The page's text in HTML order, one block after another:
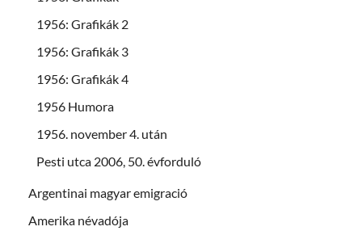
1956: Grafikák 2
1956: Grafikák 3
1956: Grafikák 4
1956 Humora
1956. november 4. után
Pesti utca 2006, 50. évforduló
Argentinai magyar emigració
Amerika névadója